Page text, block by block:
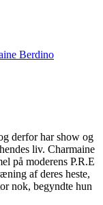
Berdino
derfor har show og
liv. Charmaine
på moderens P.R.E
af deres heste,
nok, begyndte hun